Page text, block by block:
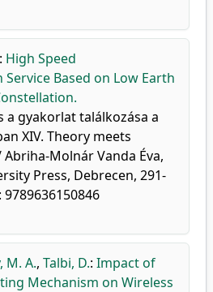
: High Speed
Based on Low Earth
a gyakorlat találkozása a
XIV. Theory meets
Abriha-Molnár Vanda Éva,
Press, Debrecen, 291-
9789636150846
M. A., Talbi, D.: Impact of
Mechanism on Wireless